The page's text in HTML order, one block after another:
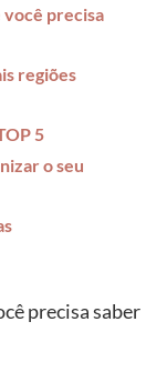
você precisa
regiões
5
o seu
precisa saber